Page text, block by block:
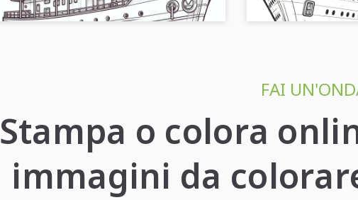
FAI
Stampa o colora
immagini da